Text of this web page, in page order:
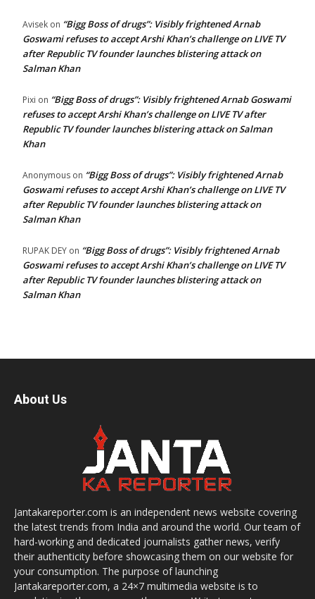
Avisek on “Bigg Boss of drugs”: Visibly frightened Arnab
Goswami refuses to accept Arshi Khan’s challenge on LIVE TV
after Republic TV founder launches blistering attack on
Salman Khan
Pixi on “Bigg Boss of drugs”: Visibly frightened Arnab Goswami
refuses to accept Arshi Khan’s challenge on LIVE TV after
Republic TV founder launches blistering attack on Salman
Khan
Anonymous on “Bigg Boss of drugs”: Visibly frightened Arnab
Goswami refuses to accept Arshi Khan’s challenge on LIVE TV
after Republic TV founder launches blistering attack on
Salman Khan
RUPAK DEY on “Bigg Boss of drugs”: Visibly frightened Arnab
Goswami refuses to accept Arshi Khan’s challenge on LIVE TV
after Republic TV founder launches blistering attack on
Salman Khan
About Us
Jantakareporter.com is an independent news website covering
the latest trends from India and around the world. Our team of
hard-working and dedicated journalists gather news, verify
their authenticity before showcasing them on our website for
your consumption. The purpose of launching
Jantakareporter.com, a 24×7 multimedia website is to